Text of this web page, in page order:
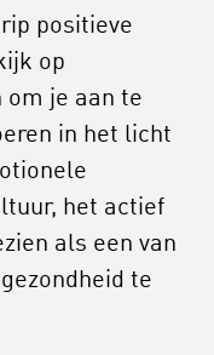
positieve
op
om je aan te
in het licht
het actief
als een van
te